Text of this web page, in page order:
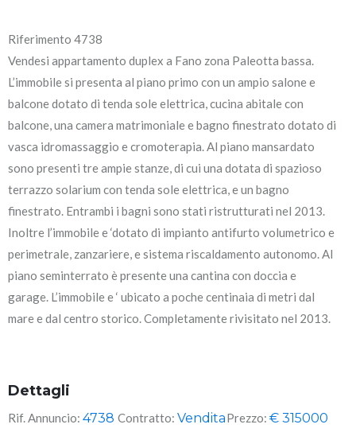
Riferimento 4738
Vendesi appartamento duplex a Fano zona Paleotta bassa.
L’immobile si presenta al piano primo con un ampio salone e
balcone dotato di tenda sole elettrica, cucina abitale con
balcone, una camera matrimoniale e bagno finestrato dotato di
vasca idromassaggio e cromoterapia. Al piano mansardato
sono presenti tre ampie stanze, di cui una dotata di spazioso
terrazzo solarium con tenda sole elettrica, e un bagno
finestrato. Entrambi i bagni sono stati ristrutturati nel 2013.
Inoltre l’immobile e ‘dotato di impianto antifurto volumetrico e
perimetrale, zanzariere, e sistema riscaldamento autonomo. Al
piano seminterrato è presente una cantina con doccia e
garage. L’immobile e ‘ ubicato a poche centinaia di metri dal
mare e dal centro storico. Completamente rivisitato nel 2013.
Dettagli
Rif. Annuncio: 4738 Contratto: VenditaPrezzo: € 315000